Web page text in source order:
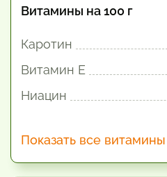
Витамины на 100 г
Каротин
Витамин E
Ниацин
Показать все витамины